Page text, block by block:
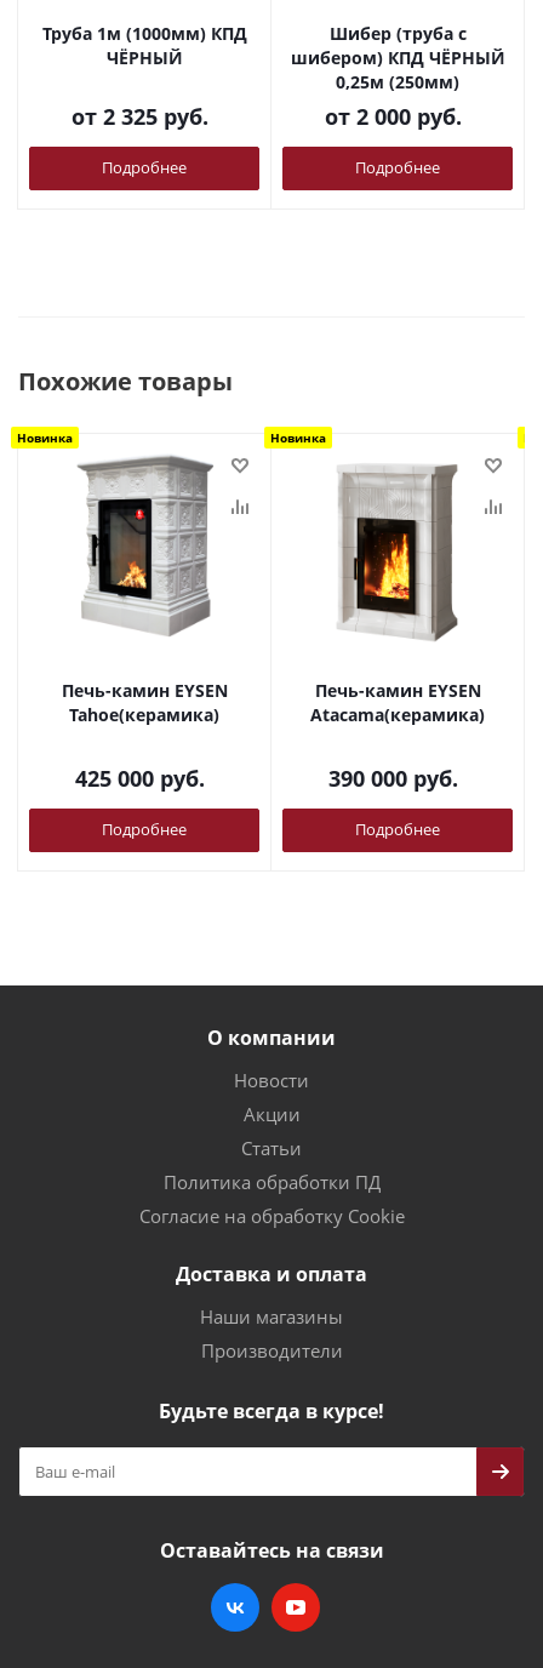
Труба 1м (1000мм) КПД
ЧЁРНЫЙ
от 2 325 руб.
Подробнее
Шибер (труба с
шибером) КПД ЧЁРНЫЙ
0,25м (250мм)
от 2 000 руб.
Подробнее
Похожие товары
Новинка
Печь-камин EYSEN
Tahoe(керамика)
425 000 руб.
Подробнее
Новинка
Печь-камин EYSEN
Atacama(керамика)
390 000 руб.
Подробнее
О компании
Новости
Акции
Статьи
Политика обработки ПД
Согласие на обработку Cookie
Доставка и оплата
Наши магазины
Производители
Будьте всегда в курсе!
Оставайтесь на связи